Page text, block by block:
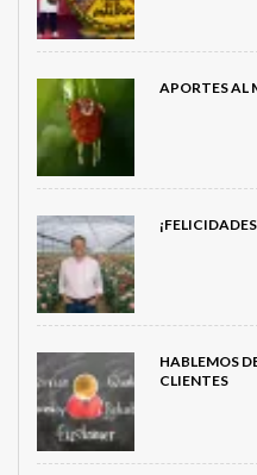
APORTES AL
HABLEMOS
CLIENTES